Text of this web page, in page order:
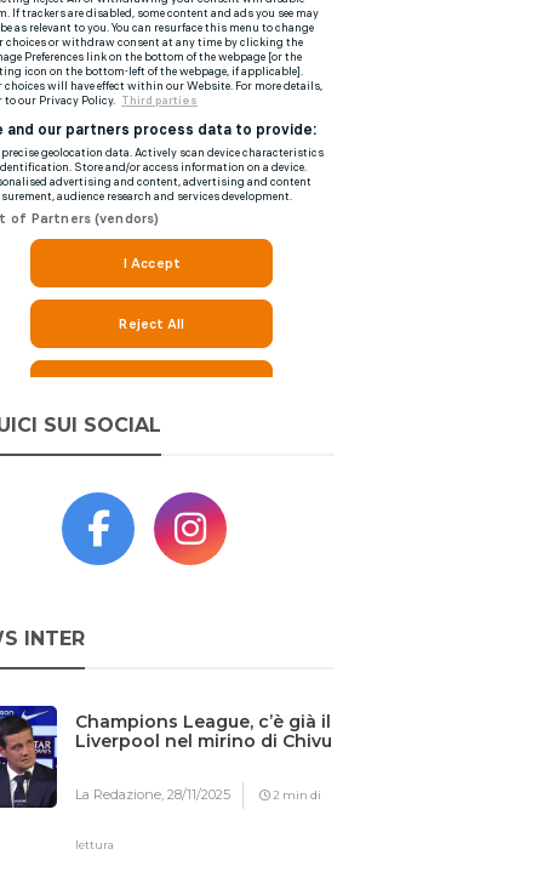
SUI SOCIAL
INTER
Champions League, c’è già il
Liverpool nel mirino di Chivu
La Redazione,28/11/2025 2 min di
lettura